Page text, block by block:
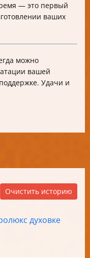
— это первый
ваших
можно
вашей
Удачи и
Очистить историю
духовке